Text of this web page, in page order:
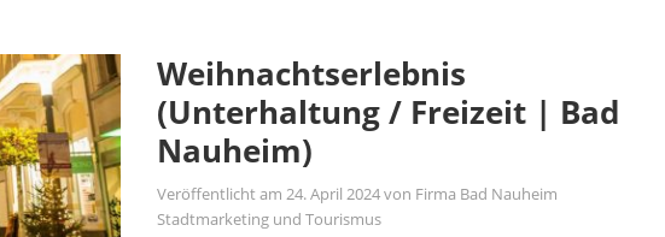
Weihnachtserlebnis
(Unterhaltung / Freizeit | Bad
Nauheim)
Veröffentlicht am 24. April 2024von Firma Bad Nauheim
Stadtmarketing und Tourismus